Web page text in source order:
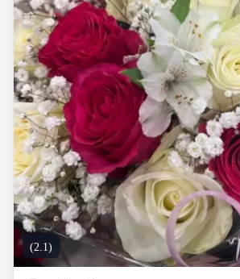
(2.1)